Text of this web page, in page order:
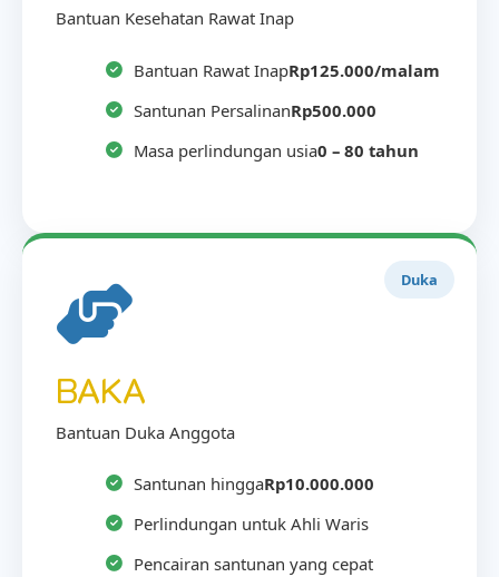
Bantuan Kesehatan Rawat Inap
Bantuan Rawat InapRp125.000/malam
Santunan PersalinanRp500.000
Masa perlindungan usia0 – 80 tahun
Duka
BAKA
Bantuan Duka Anggota
Santunan hinggaRp10.000.000
Perlindungan untuk Ahli Waris
Pencairan santunan yang cepat